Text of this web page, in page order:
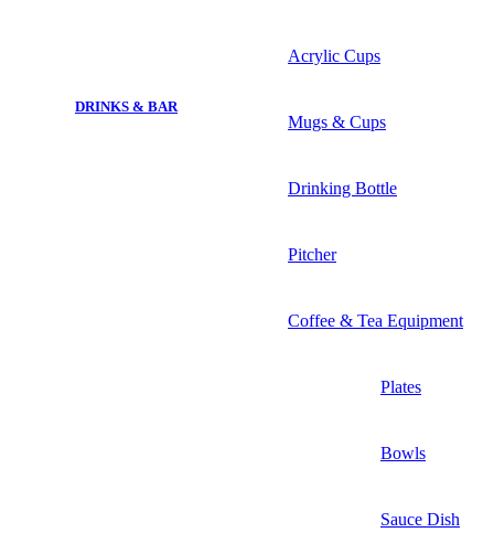
DRINKS & BAR
Acrylic Cups
Mugs & Cups
Drinking Bottle
Pitcher
Coffee & Tea Equipment
Plates
Bowls
Sauce Dish